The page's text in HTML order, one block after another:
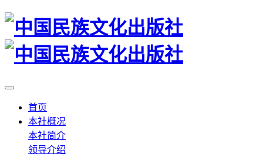
首页
本社概况
本社简介
领导介绍